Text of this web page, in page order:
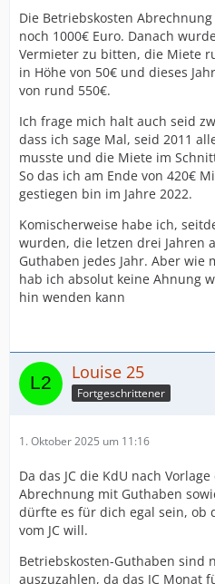
Die Betriebskosten
noch 1000€ Euro. Danach
Vermieter zu bitten, die Miete
in Höhe von 50€ und dieses
von rund 550€.
Ich frage mich halt auch seid
dass ich sage Mal, seid 2011
musste und die Miete im
So das ich am Ende von 420€
gestiegen bin im Jahre 2022.
Komischerweise habe ich,
wurden, die letzen drei Jahren
Guthaben jedes Jahr. Aber
hab ich absolut keine Ahnung
hin wenden kann
Louise 25
Fortgeschrittener
1. Oktober 2025 um 11:16
Da das JC die KdU nach
Abrechnung mit Guthaben
dürfte es für dich egal sein, ob
vom JC will.
Betriebskosten-Guthaben sind
auszuzahlen, da das JC Monat